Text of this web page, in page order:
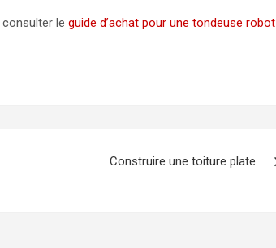
consulter le guide d’achat pour une tondeuse robot
Construire une toiture plate